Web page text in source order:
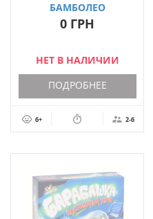
БАМБОЛЕО
(BAMBOLEO)
0 ГРН
НЕТ В НАЛИЧИИ
ПОДРОБНЕЕ
6+ 2-6